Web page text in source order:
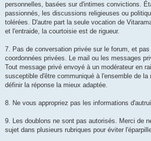
personnelles, basées sur d'intimes convictions.
passionnés, les discussions religieuses ou
tolérées. D'autre part la seule vocation de
et l'entraide, la courtoisie est de rigueur.
7. Pas de conversation privée sur le forum, et pas
coordonnées privées. Le mail ou les messages
Tout message privé envoyé à un modérateur en
susceptible d'être communiqué à l'ensemble de la
définir la réponse la mieux adaptée.
8. Ne vous appropriez pas les informations
9. Les doublons ne sont pas autorisés. Merci de
sujet dans plusieurs rubriques pour éviter